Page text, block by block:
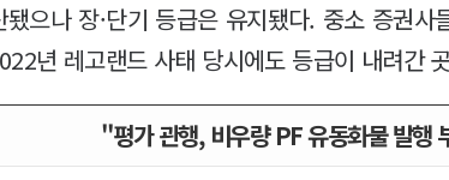
됐으나 장·단기 등급은 유지됐다. 중소 증권
년 레고랜드 사태 당시에도 등급이 내려간
"평가 관행, 비우량 PF 유동화물 발행